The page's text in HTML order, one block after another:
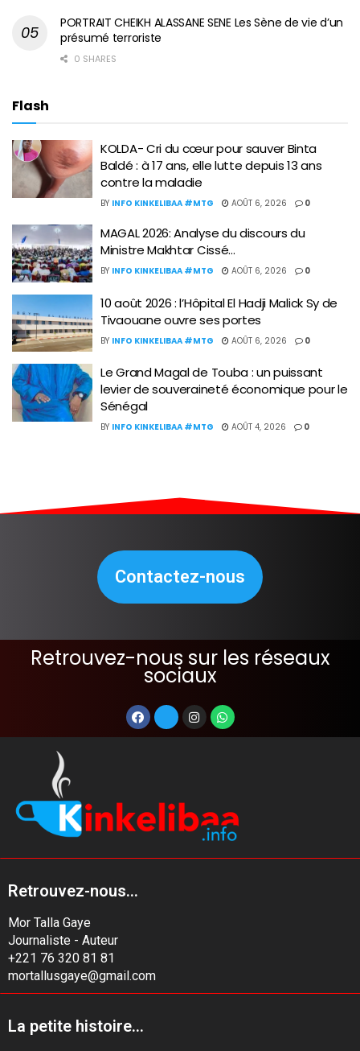
PORTRAIT CHEIKH ALASSANE SENE Les Sène de vie d’un
présumé terroriste
0 SHARES
Flash
KOLDA- Cri du cœur pour sauver Binta
Baldé : à 17 ans, elle lutte depuis 13 ans
contre la maladie
BY INFO KINKELIBAA #MTG AOÛT 6, 2026 0
MAGAL 2026: Analyse du discours du
Ministre Makhtar Cissé…
BY INFO KINKELIBAA #MTG AOÛT 6, 2026 0
10 août 2026 : l’Hôpital El Hadji Malick Sy de
Tivaouane ouvre ses portes
BY INFO KINKELIBAA #MTG AOÛT 6, 2026 0
Le Grand Magal de Touba : un puissant
levier de souveraineté économique pour le
Sénégal
BY INFO KINKELIBAA #MTG AOÛT 4, 2026 0
Contactez-nous
Retrouvez-nous sur les réseaux
sociaux
Retrouvez-nous...
Mor Talla Gaye
Journaliste - Auteur
+221 76 320 81 81
mortallusgaye@gmail.com
La petite histoire...